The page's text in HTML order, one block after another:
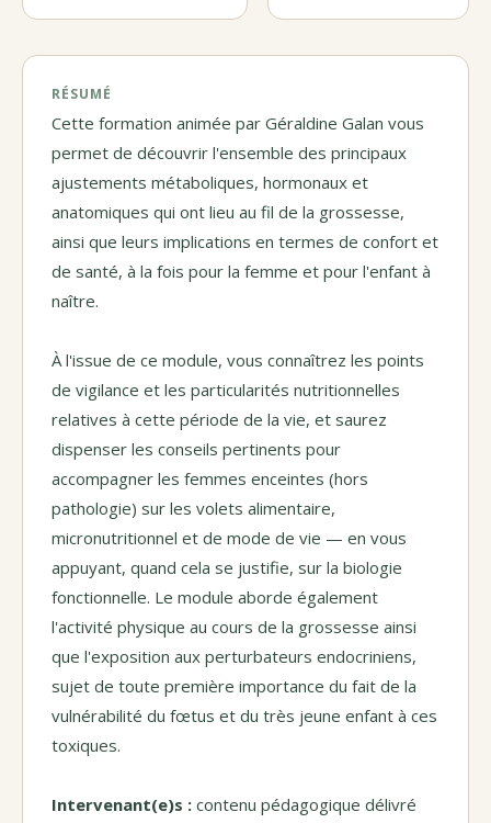
RÉSUMÉ
Cette formation animée par Géraldine Galan vous
permet de découvrir l'ensemble des principaux
ajustements métaboliques, hormonaux et
anatomiques qui ont lieu au fil de la grossesse,
ainsi que leurs implications en termes de confort et
de santé, à la fois pour la femme et pour l'enfant à
naître.
À l'issue de ce module, vous connaîtrez les points
de vigilance et les particularités nutritionnelles
relatives à cette période de la vie, et saurez
dispenser les conseils pertinents pour
accompagner les femmes enceintes (hors
pathologie) sur les volets alimentaire,
micronutritionnel et de mode de vie — en vous
appuyant, quand cela se justifie, sur la biologie
fonctionnelle. Le module aborde également
l'activité physique au cours de la grossesse ainsi
que l'exposition aux perturbateurs endocriniens,
sujet de toute première importance du fait de la
vulnérabilité du fœtus et du très jeune enfant à ces
toxiques.
Intervenant(e)s : contenu pédagogique délivré